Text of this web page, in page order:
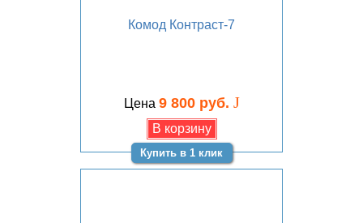
Комод Контраст-7
Цена 9 800 руб. J
Купить в 1 клик